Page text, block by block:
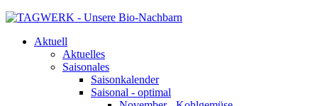
Aktuell
Aktuelles
Saisonales
Saisonkalender
Saisonal - optimal